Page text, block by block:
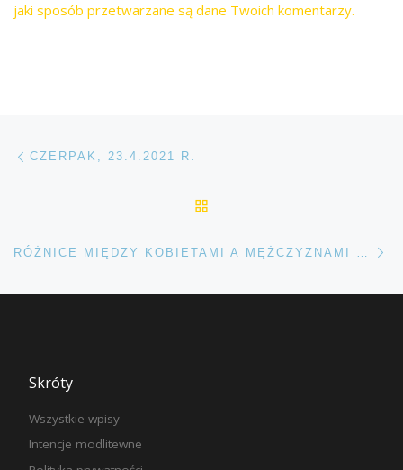
jaki sposób przetwarzane są dane Twoich komentarzy.
Przeglądanie Wpisów
CZERPAK, 23.4.2021 R.
Skróty
Wszystkie wpisy
Intencje modlitewne